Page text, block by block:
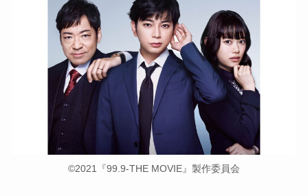
©2021『99.9-THE MOVIE』製作委員会